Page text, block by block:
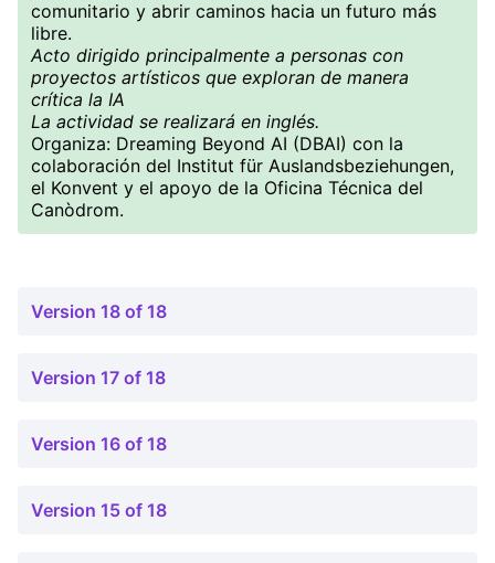
comunitario y abrir caminos hacia un futuro más
libre.
Acto dirigido principalmente a personas con
proyectos artísticos que exploran de manera
crítica la IA
La actividad se realizará en inglés.
Organiza: Dreaming Beyond AI (DBAI) con la
colaboración del Institut für Auslandsbeziehungen,
el Konvent y el apoyo de la Oficina Técnica del
Canòdrom.
Version 18 of 18
Version 17 of 18
Version 16 of 18
Version 15 of 18